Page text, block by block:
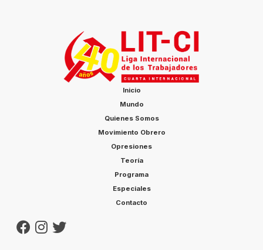
Inicio
Mundo
Quienes Somos
Movimiento Obrero
Opresiones
Teoría
Programa
Especiales
Contacto